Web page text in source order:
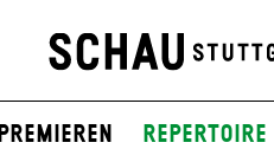
Premieren Repertoire